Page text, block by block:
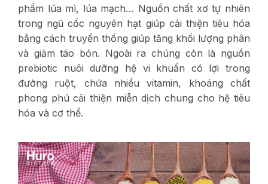
phẩm lúa mì, lúa mạch… Nguồn chất xơ tự nhiên
trong ngũ cốc nguyên hạt giúp cải thiện tiêu hóa
bằng cách truyền thống giúp tăng khối lượng phân
và giảm táo bón. Ngoài ra chúng còn là nguồn
prebiotic nuôi dưỡng hệ vi khuẩn có lợi trong
đường ruột, chứa nhiều vitamin, khoáng chất
phong phú cải thiện miễn dịch chung cho hệ tiêu
hóa và cơ thể.